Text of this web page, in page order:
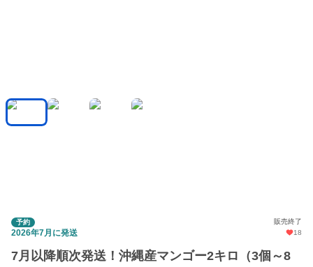
予約 販売終了
2026年7月に発送 18
7月以降順次発送！沖縄産マンゴー2キロ（3個～8